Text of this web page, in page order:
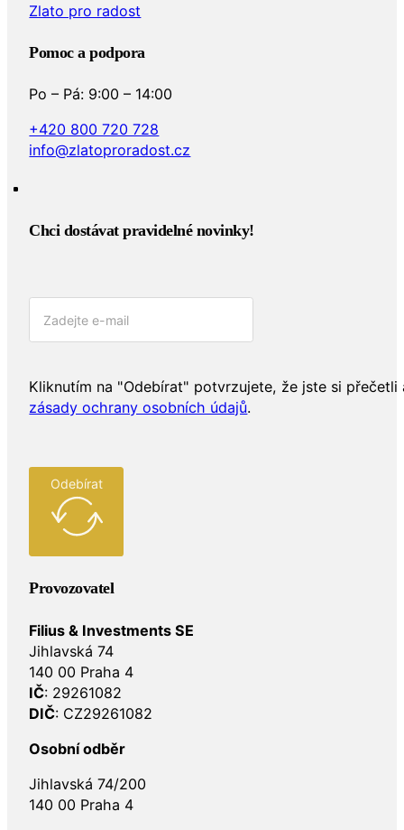
Zlato pro radost
Pomoc a podpora
Po – Pá: 9:00 – 14:00
+420 800 720 728
info@zlatoproradost.cz
Chci dostávat pravidelné novinky!​
Kliknutím na "Odebírat" potvrzujete, že jste si přečetli
zásady ochrany osobních údajů.
Odebírat
Provozovatel
Filius & Investments SE
Jihlavská 74
140 00 Praha 4
IČ: 29261082
DIČ: CZ29261082
Osobní odběr
Jihlavská 74/200
140 00 Praha 4